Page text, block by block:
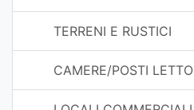
TERRENI E RUSTICI
CAMERE/POSTI LETTO